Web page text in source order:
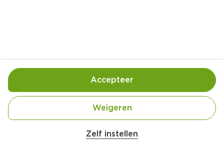
Ingrediënten Bereiding
Zelf instellen
Weigeren
Accepteer